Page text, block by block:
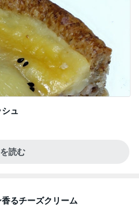
ュ
読む
るチーズクリーム